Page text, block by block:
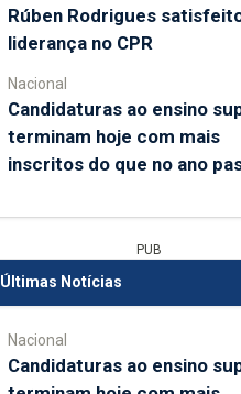
Rúben Rodrigues
liderança no CPR
Nacional
Candidaturas ao ensino
terminam hoje com mais
inscritos do que no ano
PUB
Últimas Notícias
Nacional
Candidaturas ao ensino